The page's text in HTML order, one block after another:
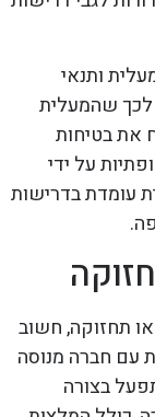
ותנאי
לכך שהמעלית
את בטיחות
על ידי
עומדת בדרישות
תחזוקה, חשוב
עם חברה מנוסה
בצורה